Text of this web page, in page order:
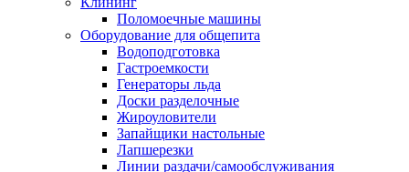
Поломоечные машины
Оборудование для общепита
Водоподготовка
Гастроемкости
Генераторы льда
Доски разделочные
Жироуловители
Запайщики настольные
Лапшерезки
Линии раздачи/самообслуживания